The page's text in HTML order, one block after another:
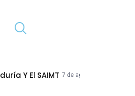
agosto de 2026 HIDRANDINA: